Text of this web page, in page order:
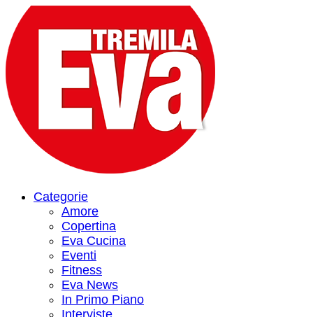
Categorie
Amore
Copertina
Eva Cucina
Eventi
Fitness
Eva News
In Primo Piano
Interviste